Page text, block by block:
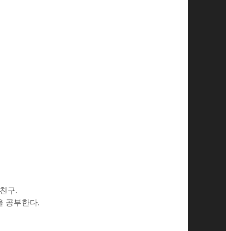
구.
공부한다.